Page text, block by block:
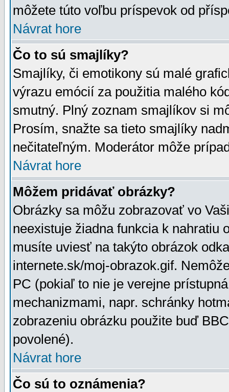
môžete túto voľbu príspevok od
Návrat hore
Čo to sú smajlíky?
Smajlíky, či emotikony sú malé
výrazu emócií za použitia malého
smutný. Plný zoznam smajlíkov si
Prosím, snažte sa tieto smajlíky
nečitateľným. Moderátor môže
Návrat hore
Môžem pridávať obrázky?
Obrázky sa môžu zobrazovať vo
neexistuje žiadna funkcia k nahratiu
musíte uviesť na takýto obrázok
internete.sk/moj-obrazok.gif.
PC (pokiaľ to nie je verejne
mechanizmami, napr. schránky
zobrazeniu obrázku použite buď
povolené).
Návrat hore
Čo sú to oznámenia?